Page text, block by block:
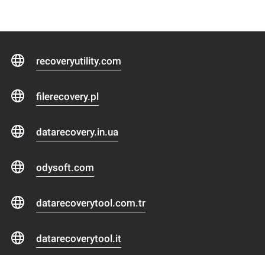
recoveryutility.com
filerecovery.pl
datarecovery.in.ua
odysoft.com
datarecoverytool.com.tr
datarecoverytool.it